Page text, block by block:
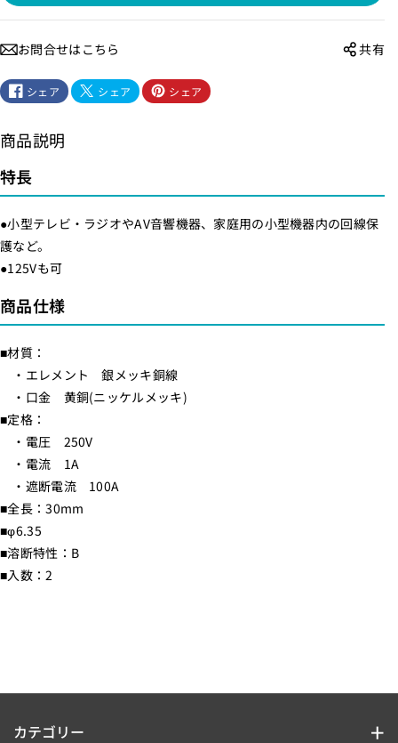
管
ュ
ー
ズ
3
0
M
M
_
T
F
2
1
0
H
_
5
4
5
0
（
管
ュ
ー
ズ
M
_
0
H
1
1
5
5
（
お問合せはこちら 共有
シェア シェア シェア
商品説明
特長
●小型テレビ・ラジオやAV音響機器、家庭用の小型機器内の回線保
護など。
●125Vも可
商品仕様
■材質：
・エレメント 銀メッキ銅線
・口金 黄銅(ニッケルメッキ)
■定格：
・電圧 250V
・電流 1A
・遮断電流 100A
■全長：30mm
■φ6.35
■溶断特性：B
■入数：2
カテゴリー